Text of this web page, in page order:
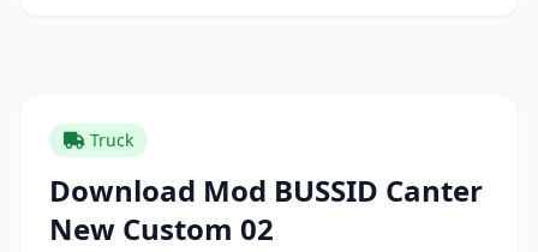
Truck
Download Mod BUSSID Canter
New Custom 02